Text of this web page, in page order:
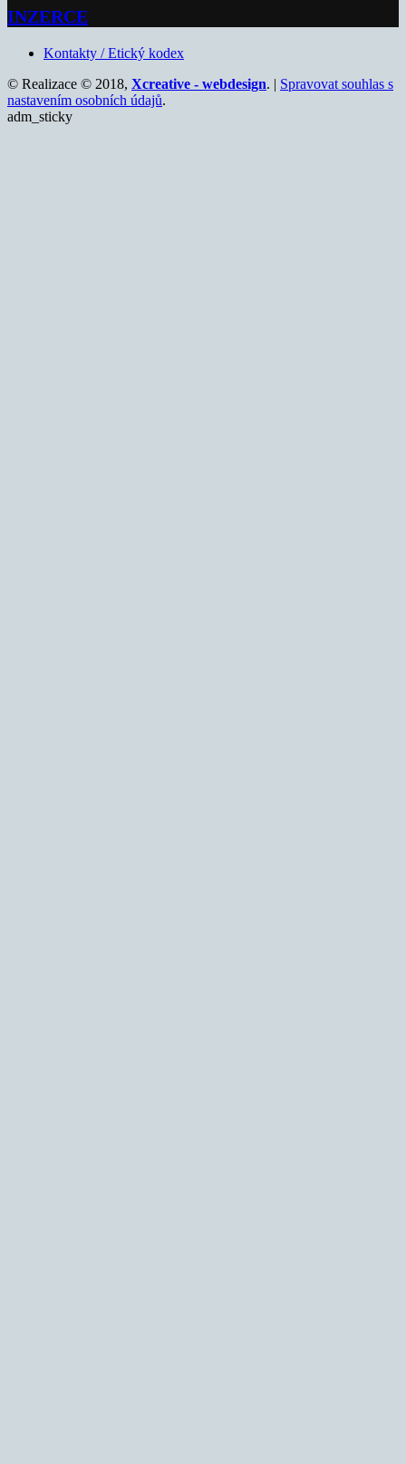
INZERCE
Kontakty / Etický kodex
© Realizace © 2018, Xcreative - webdesign. | Spravovat souhlas s
nastavením osobních údajů.
adm_sticky